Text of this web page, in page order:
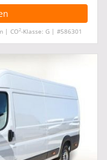
| CO2-Klasse: G | #586301